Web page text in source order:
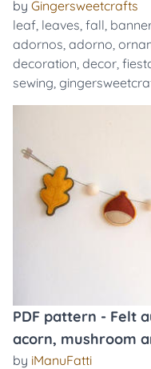
by Gingersweetcrafts
leaf, leaves, fall,
adornos, adorno,
decoration, decor,
sewing,
PDF pattern - Felt
acorn, mushroom
by iManuFatti